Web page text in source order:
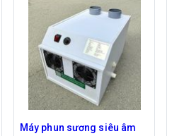
Máy phun sương siêu âm